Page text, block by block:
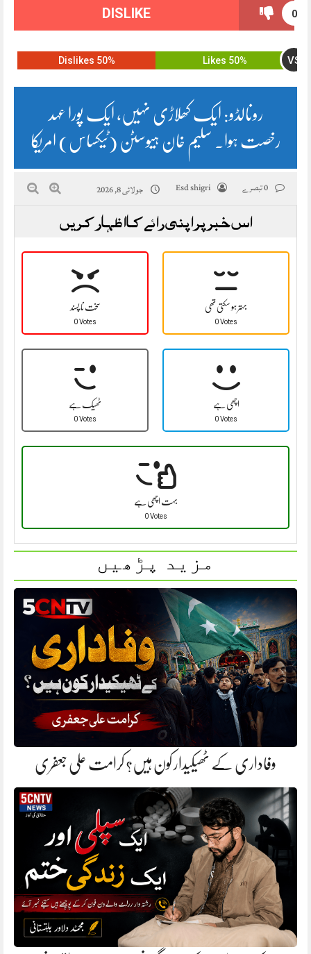
0
DISLIKE
50% Likes VS
50% Dislikes
رونالڈو: ایک کھلاڑی نہیں، ایک پورا عہد
رخصت ہوا. سلیم خان ہیوسٹن (ٹیکساس) امریکا
Esd shigri جولائی 8, 2026
اس خبر پر اپنی رائے کا اظہار کریں
سخت نا پسند
0 Votes
بہتر ہو سکتی تھی
0 Votes
ٹھیک ہے
0 Votes
اچھی ہے
0 Votes
بہت اچھی ہے
0 Votes
مزید پڑھیں
وفاداری کے ٹھیکیدار کون ہیں؟ کرامت علی جعفری